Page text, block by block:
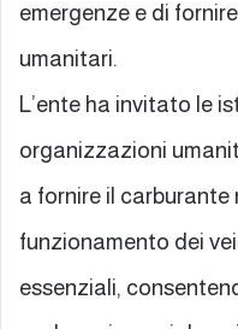
emergenze e di
umanitari.
L’ente ha invitato le
organizzazioni
a fornire il carburante
funzionamento dei
essenziali,